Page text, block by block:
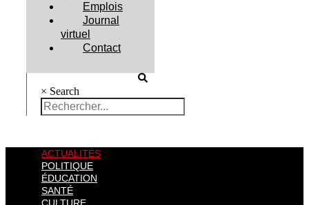
Emplois
Journal
virtuel
Contact
× Search
ACTUALITÉS
POLITIQUE
ÉDUCATION
SANTÉ